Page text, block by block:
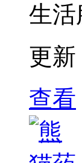
生活
更新
查看